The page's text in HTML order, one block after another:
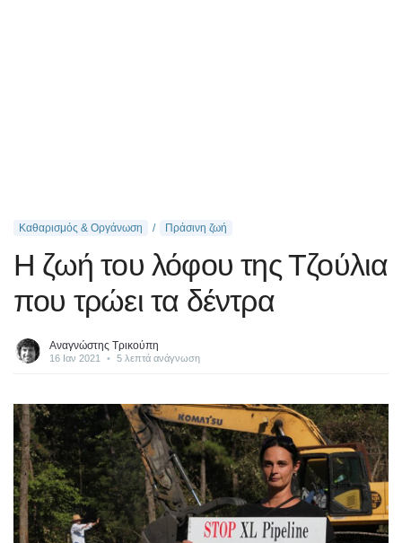
Καθαρισμός & Οργάνωση Πράσινη ζωή
Η ζωή του λόφου της Τζούλια
που τρώει τα δέντρα
Αναγνώστης Τρικούπη
16 Ιαν 2021 • 5 λεπτά ανάγνωση